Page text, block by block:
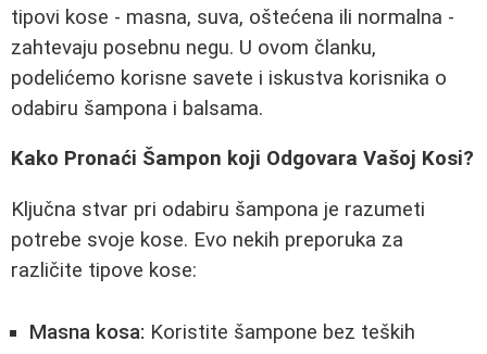
tipovi kose - masna, suva, oštećena ili normalna -
zahtevaju posebnu negu. U ovom članku,
podelićemo korisne savete i iskustva korisnika o
odabiru šampona i balsama.
Kako Pronaći Šampon koji Odgovara Vašoj Kosi?
Ključna stvar pri odabiru šampona je razumeti
potrebe svoje kose. Evo nekih preporuka za
različite tipove kose:
Masna kosa: Koristite šampone bez teških